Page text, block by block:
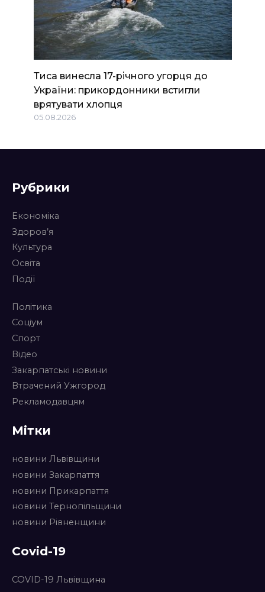
Тиса винесла 17-річного угорця до
України: прикордонники встигли
врятувати хлопця
05.08.2026
Рубрики
Економіка
Здоров’я
Культура
Освіта
Події
Політика
Соціум
Спорт
Відео
Закарпатські новини
Втрачений Ужгород
Рекламодавцям
Мітки
новини Львівщини
новини Закарпаття
новини Прикарпаття
новини Тернопільщини
новини Рівненщини
Covid-19
COVID-19 Львівщина